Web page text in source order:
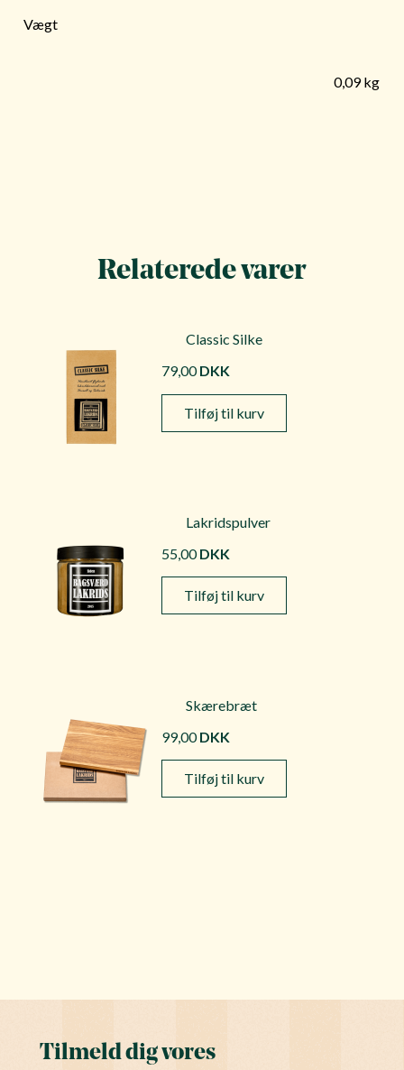
Vægt
0,09 kg
Relaterede varer
Classic Silke
79,00DKK
Tilføj til kurv
Lakridspulver
55,00DKK
Tilføj til kurv
Skærebræt
99,00DKK
Tilføj til kurv
Tilmeld dig vores